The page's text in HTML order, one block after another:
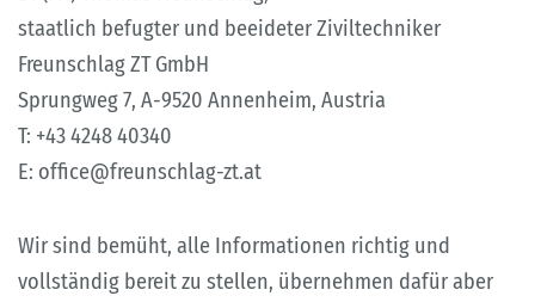
staatlich befugter und beeideter Ziviltechniker
Freunschlag ZT GmbH
Sprungweg 7, A-9520 Annenheim, Austria
T: +43 4248 40340
E: office@freunschlag-zt.at
Wir sind bemüht, alle Informationen richtig und
vollständig bereit zu stellen, übernehmen dafür aber